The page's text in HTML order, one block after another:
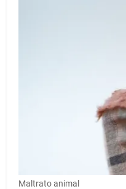
Maltrato animal